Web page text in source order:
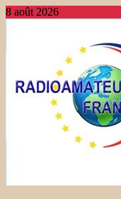
8 août 2026